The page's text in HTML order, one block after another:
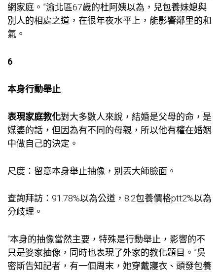
網家庭。”渝北區67歲的杜阿姨以為，兒包養妹媳與
別人的相處之道，在很年夜水平上，能影響鄰里的和
氣。
6
本身行動舉止
表現家庭教化對大多數人來說，結婚是父母的命，是
媒婆的話，但因為有不同的母親，所以他有權在婚姻
中做自己的決定。
尺度：留意本身舉止抽像，別丟大師臉面。
查詢拜訪：91.78%以為公道，8.2包養價格ptt2%以為
分歧理。
“本身的抽像當然主要，特殊是行動舉止，影響的不
只是婆家抽像，同時也表現了外家的教化題目。”吳
密斯告知記者，有一個周末，她穿戴寢衣、頭發包養